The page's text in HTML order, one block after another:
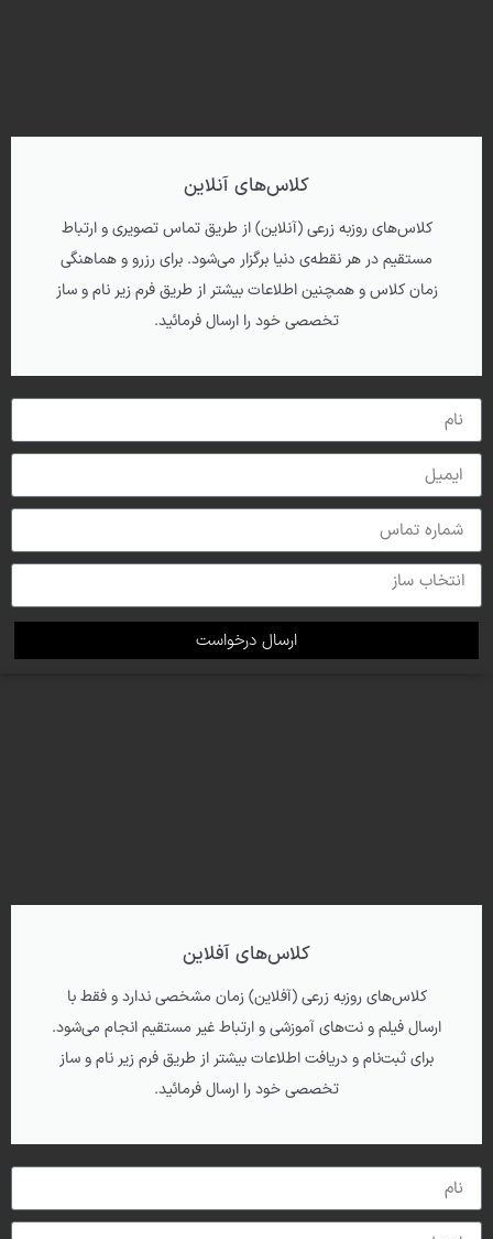
کلاس‌‌های آنلاین
کلاس‌های روزبه زرعی (آنلاین) از طریق تماس تصویری و ارتباط
مستقیم در هر نقطه‌ی دنیا برگزار می‌شود. برای رزرو و هماهنگی
زمان کلاس و همچنین اطلاعات بیشتر از طریق فرم زیر نام و ساز
تخصصی خود را ارسال فرمائید.
ارسال درخواست
کلاس‌‌های آفلاین
کلاس‌های روزبه زرعی (آفلاین) زمان مشخصی ندارد و فقط با
ارسال فیلم و نت‌های آموزشی و ارتباط غیر مستقیم انجام می‌شود.
برای ثبت‌نام و دریافت اطلاعات بیشتر از طریق فرم زیر نام و ساز
تخصصی خود را ارسال فرمائید.